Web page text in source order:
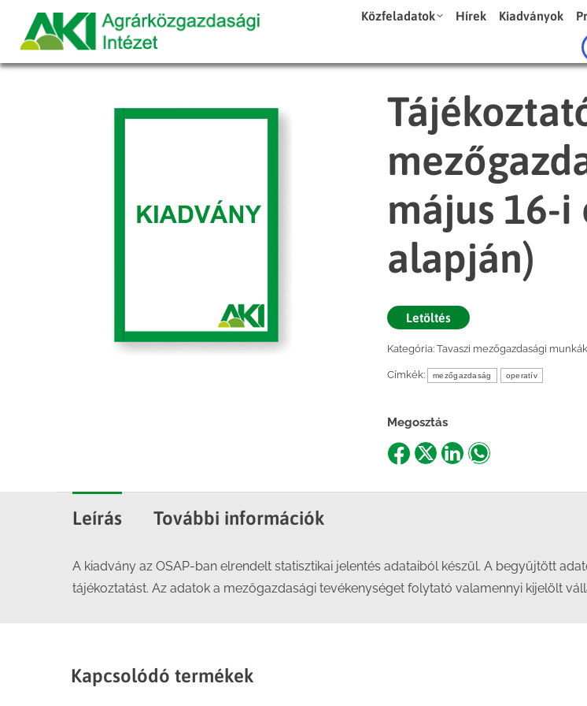
Közfeladatok Hírek Kiadványok
május 16-
alapján)
Letöltés
Kategória: Tavaszi mezőgazdasági munkák
Címkék: mezőgazdaság operatív
Megosztás
ShareShareShareShare
Leírás További információk
A kiadvány az OSAP-ban elrendelt statisztikai jelentés adataiból készül. A begyűjtött
tájékoztatást. Az adatok a mezőgazdasági tevékenységet folytató valamennyi kijelölt
Kapcsolódó termékek